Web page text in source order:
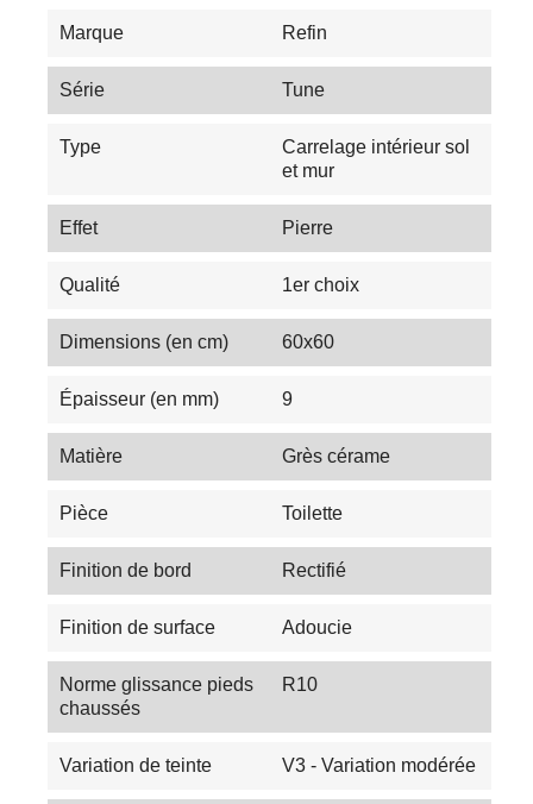
Marque Refin
Série Tune
Type
Carrelage intérieur sol
et mur
Effet Pierre
Qualité 1er choix
Dimensions (en cm) 60x60
Épaisseur (en mm) 9
Matière Grès cérame
Pièce Toilette
Finition de bord Rectifié
Finition de surface Adoucie
Norme glissance pieds
chaussés
R10
Variation de teinte V3 - Variation modérée